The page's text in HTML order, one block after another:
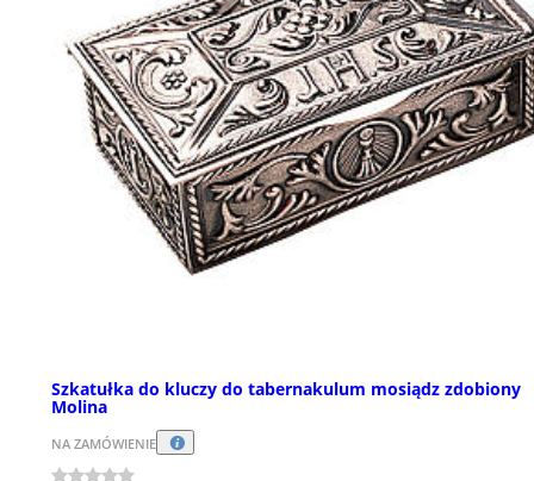
Szkatułka do kluczy do tabernakulum mosiądz zdobiony
Molina
NA ZAMÓWIENIE